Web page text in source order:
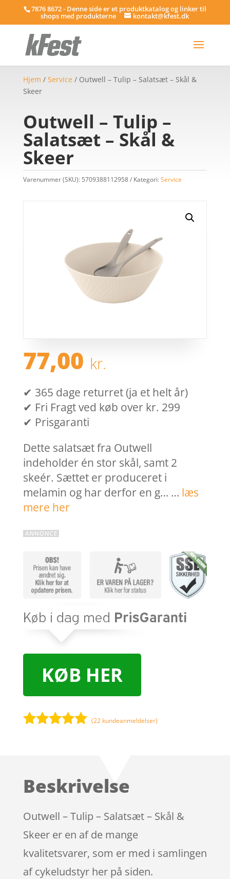
7876 8672 - Denne side er et produktkatalog og linker til
shops med produkterne kontakt@kfest.dk
Hjem / Service / Outwell – Tulip – Salatsæt – Skål &
Skeer
Outwell – Tulip –
Salatsæt – Skål &
Skeer
Varenummer (SKU): 5709388112958 Kategori:Service
77,00 kr.
✔ 365 dage returret (ja et helt år)
✔ Fri Fragt ved køb over kr. 299
✔ Prisgaranti
Dette salatsæt fra Outwell
indeholder én stor skål, samt 2
skeér. Sættet er produceret i
melamin og har derfor en g… … læs
mere her
KØB HER
kundebedøm
(22 kundeanmeldelser)
Beskrivelse
Outwell – Tulip – Salatsæt – Skål &
Skeer er en af de mange
kvalitetsvarer, som er med i samlingen
af cykeludstyr her på siden.